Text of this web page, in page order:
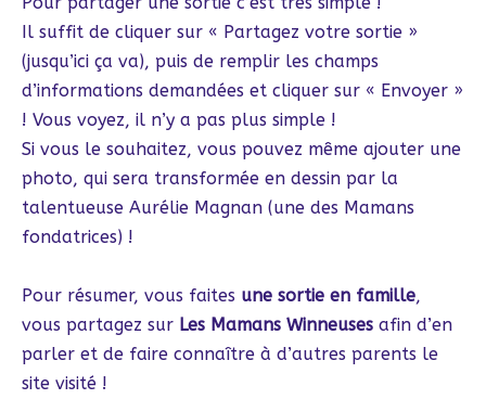
Il suffit de cliquer sur « Partagez votre sortie »
(jusqu’ici ça va), puis de remplir les champs
d’informations demandées et cliquer sur « Envoyer »
! Vous voyez, il n’y a pas plus simple !
Si vous le souhaitez, vous pouvez même ajouter une
photo, qui sera transformée en dessin par la
talentueuse Aurélie Magnan (une des Mamans
fondatrices) !
Pour résumer, vous faites une sortie en famille,
vous partagez sur Les Mamans Winneuses afin d’en
parler et de faire connaître à d’autres parents le
site visité !